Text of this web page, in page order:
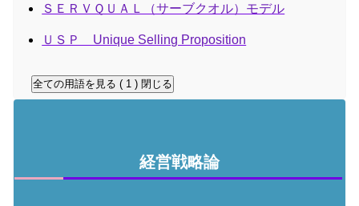
ＳＥＲＶＱＵＡＬ（サーブクオル）モデル
ＵＳＰ Unique Selling Proposition
全ての用語を見る ( 1 ) 閉じる
経営戦略論